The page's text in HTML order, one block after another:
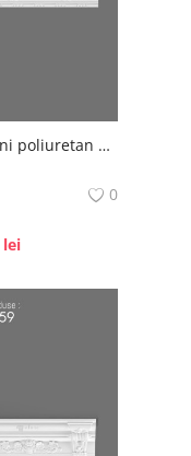
P81170 Decoratiuni poliuretan pt perete
0
lei